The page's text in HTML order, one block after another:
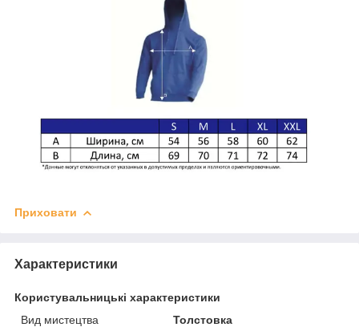
Приховати
Характеристики
Користувальницькі характеристики
Вид мистецтва
Толстовка